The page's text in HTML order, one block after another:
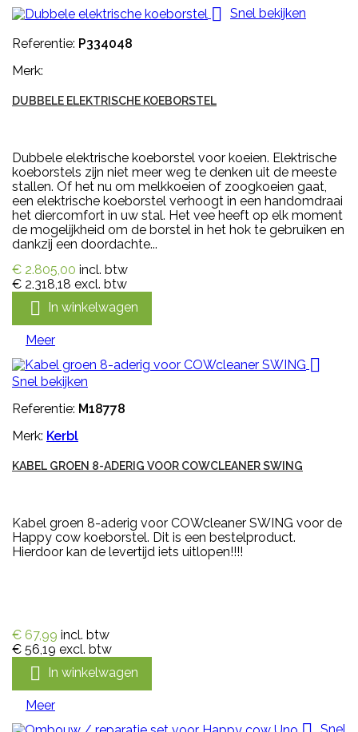
 Snel bekijken
Referentie: P334048
Merk:
DUBBELE ELEKTRISCHE KOEBORSTEL
Dubbele elektrische koeborstel voor koeien. Elektrische
koeborstels zijn niet meer weg te denken uit de meeste
stallen. Of het nu om melkkoeien of zoogkoeien gaat,
een elektrische koeborstel verhoogt in een handomdraai
het diercomfort in uw stal. Het vee heeft op elk moment
de mogelijkheid om de borstel in het hok te gebruiken en
dankzij een doordachte...
€ 2.805,00 incl. btw
€ 2.318,18 excl. btw
 In winkelwagen
Meer

Snel bekijken
Referentie: M18778
Merk: Kerbl
KABEL GROEN 8-ADERIG VOOR COWCLEANER SWING
Kabel groen 8-aderig voor COWcleaner SWING voor de
Happy cow koeborstel. Dit is een bestelproduct.
Hierdoor kan de levertijd iets uitlopen!!!!
€ 67,99 incl. btw
€ 56,19 excl. btw
 In winkelwagen
Meer
Snel